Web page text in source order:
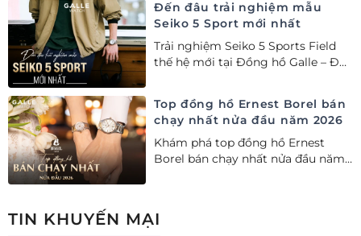
Đến đâu trải nghiệm mẫu
Seiko 5 Sport mới nhất
Trải nghiệm Seiko 5 Sports Field
thế hệ mới tại Đồng hồ Galle – Đại
Top đồng hồ Ernest Borel bán
chạy nhất nửa đầu năm 2026
Khám phá top đồng hồ Ernest
Borel bán chạy nhất nửa đầu năm
TIN KHUYẾN MẠI